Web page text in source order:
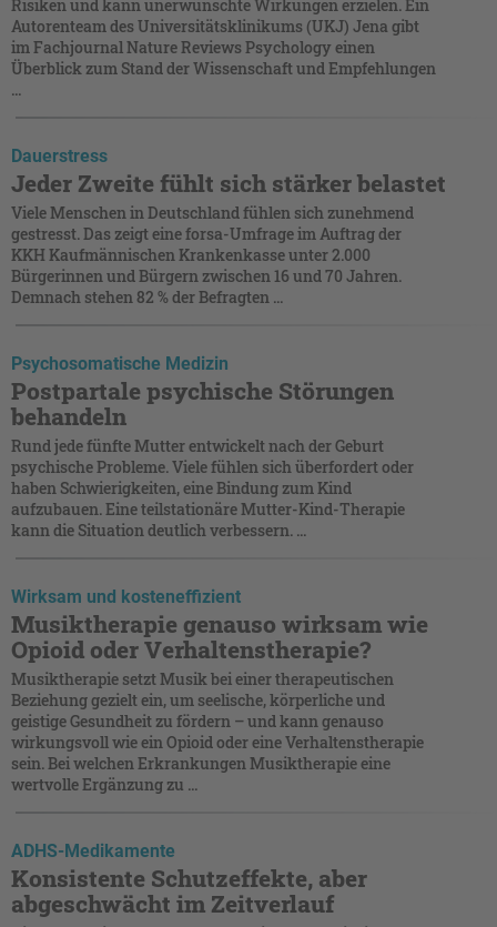
Risiken und kann unerwünschte Wirkungen erzielen. Ein
Autorenteam des Universitätsklinikums (UKJ) Jena gibt
im Fachjournal Nature Reviews Psychology einen
Überblick zum Stand der Wissenschaft und Empfehlungen
...
Dauerstress
Jeder Zweite fühlt sich stärker belastet
Viele Menschen in Deutschland fühlen sich zunehmend
gestresst. Das zeigt eine forsa-Umfrage im Auftrag der
KKH Kaufmännischen Krankenkasse unter 2.000
Bürgerinnen und Bürgern zwischen 16 und 70 Jahren.
Demnach stehen 82 % der Befragten ...
Psychosomatische Medizin
Postpartale psychische Störungen
behandeln
Rund jede fünfte Mutter entwickelt nach der Geburt
psychische Probleme. Viele fühlen sich überfordert oder
haben Schwierigkeiten, eine Bindung zum Kind
aufzubauen. Eine teilstationäre Mutter-Kind-Therapie
kann die Situation deutlich verbessern. ...
Wirksam und kosteneffizient
Musiktherapie genauso wirksam wie
Opioid oder Verhaltenstherapie?
Musiktherapie setzt Musik bei einer therapeutischen
Beziehung gezielt ein, um seelische, körperliche und
geistige Gesundheit zu fördern – und kann genauso
wirkungsvoll wie ein Opioid oder eine Verhaltenstherapie
sein. Bei welchen Erkrankungen Musiktherapie eine
wertvolle Ergänzung zu ...
ADHS-Medikamente
Konsistente Schutzeffekte, aber
abgeschwächt im Zeitverlauf